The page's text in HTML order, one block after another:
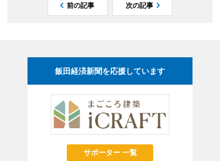
前の記事 次の記事
飯田経済新聞を応援しています
サポーター 一覧